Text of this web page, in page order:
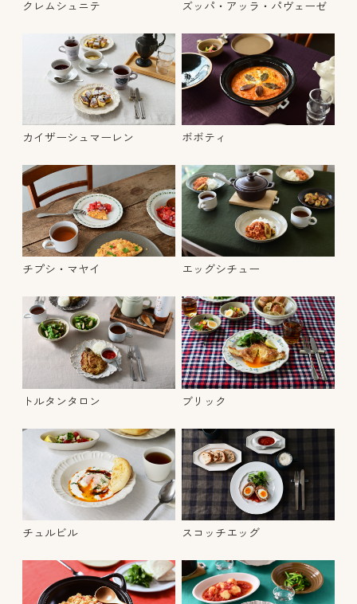
クレムシュニテ ズッパ・アッラ・パヴェーゼ
カイザーシュマーレン ボボティ
チプシ・マヤイ エッグシチュー
トルタンタロン ブリック
チュルビル スコッチエッグ